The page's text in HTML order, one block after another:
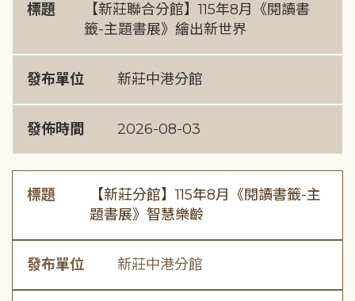
標題
【新莊聯合分館】115年8月《閱讀書
籤-主題書展》繪出新世界
發布單位 新莊中港分館
發佈時間 2026-08-03
標題
【新莊分館】115年8月《閱讀書籤-主
題書展》智慧樂齡
發布單位 新莊中港分館